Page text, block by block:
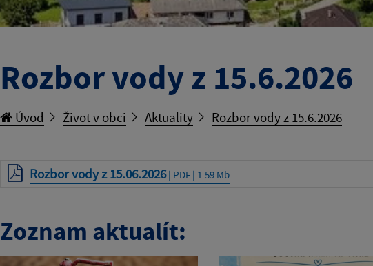
Rozbor vody z 15.6.2026
Úvod Život v obci Aktuality Rozbor vody z 15.6.2026
Rozbor vody z 15.06.2026| PDF | 1.59 Mb
Zoznam aktualít: